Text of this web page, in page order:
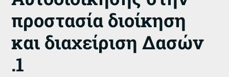
προστασία διοίκηση
και διαχείριση Δασών
.1